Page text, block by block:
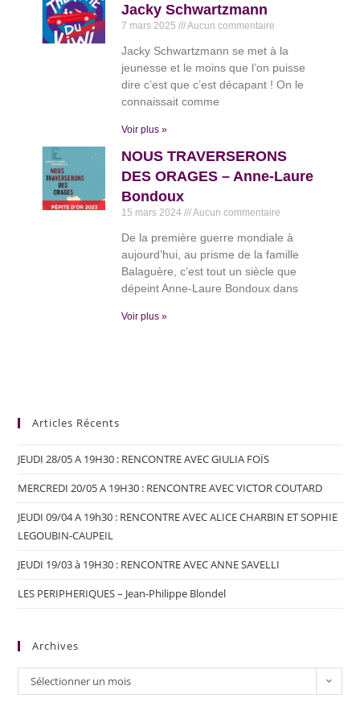
Jacky Schwartzmann
7 mars 2025 Aucun commentaire
Jacky Schwartzmann se met à la
jeunesse et le moins que l’on puisse
dire c’est que c’est décapant ! On le
connaissait comme
Voir plus »
NOUS TRAVERSERONS
DES ORAGES – Anne-Laure
Bondoux
15 mars 2024 Aucun commentaire
De la première guerre mondiale à
aujourd’hui, au prisme de la famille
Balaguère, c’est tout un siècle que
dépeint Anne-Laure Bondoux dans
Voir plus »
Articles Récents
JEUDI 28/05 A 19H30 : RENCONTRE AVEC GIULIA FOÏS
MERCREDI 20/05 A 19H30 : RENCONTRE AVEC VICTOR COUTARD
JEUDI 09/04 A 19h30 : RENCONTRE AVEC ALICE CHARBIN ET SOPHIE
LEGOUBIN-CAUPEIL
JEUDI 19/03 à 19H30 : RENCONTRE AVEC ANNE SAVELLI
LES PERIPHERIQUES – Jean-Philippe Blondel
Archives
Sélectionner un mois